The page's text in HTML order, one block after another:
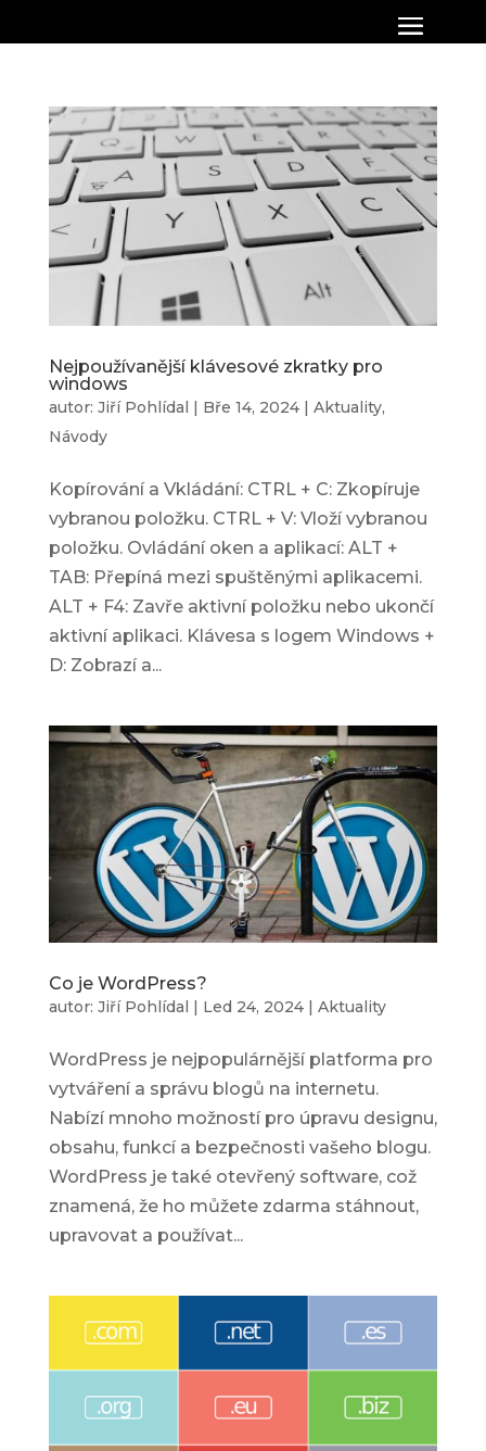
Nejpoužívanější klávesové zkratky pro
windows
autor: Jiří Pohlídal | Bře 14, 2024| Aktuality,
Návody
Kopírování a Vkládání: CTRL + C: Zkopíruje
vybranou položku. CTRL + V: Vloží vybranou
položku. Ovládání oken a aplikací: ALT +
TAB: Přepíná mezi spuštěnými aplikacemi.
ALT + F4: Zavře aktivní položku nebo ukončí
aktivní aplikaci. Klávesa s logem Windows +
D: Zobrazí a...
Co je WordPress?
autor: Jiří Pohlídal Led 24, 2024| Aktuality
WordPress je nejpopulárnější platforma pro
vytváření a správu blogů na internetu.
Nabízí mnoho možností pro úpravu designu,
obsahu, funkcí a bezpečnosti vašeho blogu.
WordPress je také otevřený software, což
znamená, že ho můžete zdarma stáhnout,
upravovat a používat...